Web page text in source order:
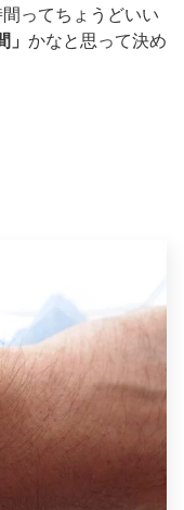
ってちょうどいい
かなと思って決め